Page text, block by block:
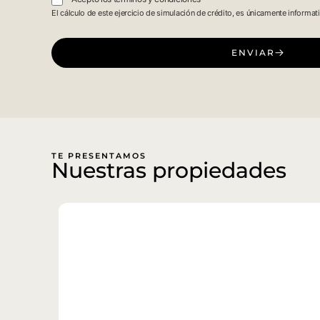
El cálculo de este ejercicio de simulación de crédito, es únicamente
ENVIAR
TE PRESENTAMOS
Nuestras propiedades